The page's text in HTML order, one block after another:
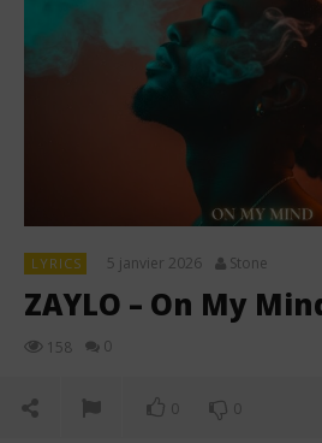
LYRICS 5 janvier 2026 Stone
ZAYLO – On My
158 0
0 0